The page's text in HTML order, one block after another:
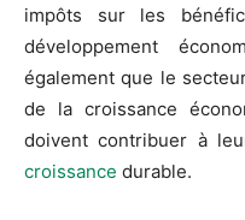
impôts sur les
développement
également que le
de la croissance
doivent contribuer à
croissance durable.